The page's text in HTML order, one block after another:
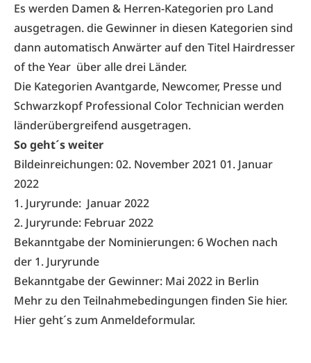
Es werden Damen & Herren-Kategorien pro Land
ausgetragen. die Gewinner in diesen Kategorien sind
dann automatisch Anwärter auf den Titel Hairdresser
of the Year über alle drei Länder.
Die Kategorien Avantgarde, Newcomer, Presse und
Schwarzkopf Professional Color Technician werden
länderübergreifend ausgetragen.
So geht´s weiter
Bildeinreichungen: 02. November 2021 01. Januar
2022
1. Juryrunde: Januar 2022
2. Juryrunde: Februar 2022
Bekanntgabe der Nominierungen: 6 Wochen nach
der 1. Juryrunde
Bekanntgabe der Gewinner: Mai 2022 in Berlin
Mehr zu den Teilnahmebedingungen finden Sie hier.
Hiergeht´s zum Anmeldeformular.